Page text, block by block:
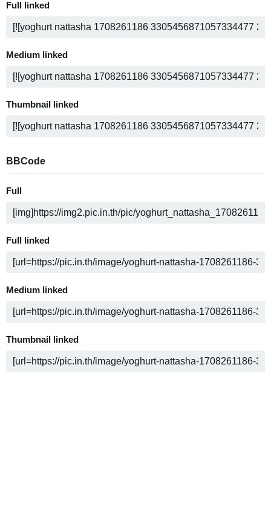
Full linked
Medium linked
Thumbnail linked
BBCode
Full
Full linked
Medium linked
Thumbnail linked